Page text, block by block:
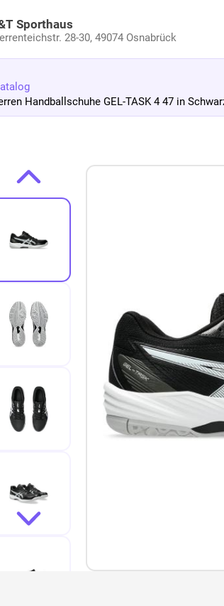
Sporthaus
28-30,49074 Osnabrück
Handballschuhe GEL-TASK 4 47 in
springen